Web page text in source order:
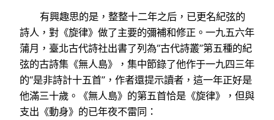
有興趣思的是，整整十二年之后，已更名紀弦的
詩人，對《旋律》做了主要的彌補和修正。一九五六年
蒲月，臺北古代詩社出書了列為“古代詩叢”第五種的紀
弦的古詩集《無人島》，集中節錄了他作于一九四三年
的“是非詩計十五首”，作者還提示讀者，這一年正好是
他滿三十歲。《無人島》的第五首恰是《旋律》，但與
支出《動身》的已年夜不雷同：